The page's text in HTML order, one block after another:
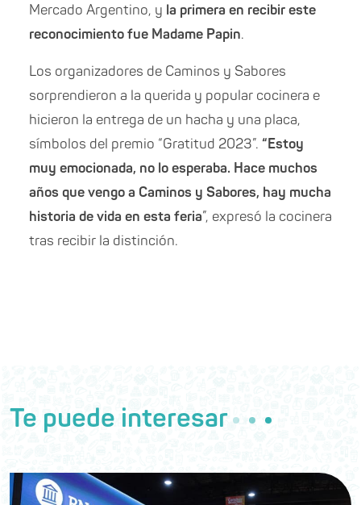
Mercado Argentino, y la primera en recibir este
reconocimiento fue Madame Papin.
Los organizadores de Caminos y Sabores
sorprendieron a la querida y popular cocinera e
hicieron la entrega de un hacha y una placa,
símbolos del premio “Gratitud 2023”. “Estoy
muy emocionada, no lo esperaba. Hace muchos
años que vengo a Caminos y Sabores, hay mucha
historia de vida en esta feria”, expresó la cocinera
tras recibir la distinción.
Te puede interesar